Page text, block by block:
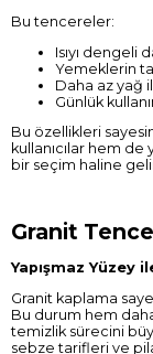
Bu tencereler:
Isıyı dengeli
Yemeklerin
Daha az yağ
Günlük
Bu özellikleri
kullanıcılar hem
bir seçim haline
Granit
Yapışmaz Yüzey
Granit kaplama
Bu durum hem
temizlik sürecini
sebze tarifleri ve